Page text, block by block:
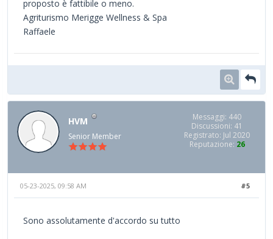
proposto è fattibile o meno.
Agriturismo Merigge Wellness & Spa
Raffaele
HVM
Senior Member
Messaggi: 440
Discussioni: 41
Registrato: Jul 2020
Reputazione: 26
#5
05-23-2025, 09:58 AM
Sono assolutamente d'accordo su tutto